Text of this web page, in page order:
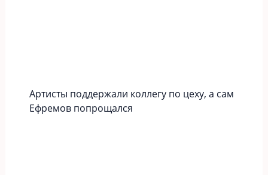
Артисты поддержали коллегу по цеху, а сам
Ефремов попрощался